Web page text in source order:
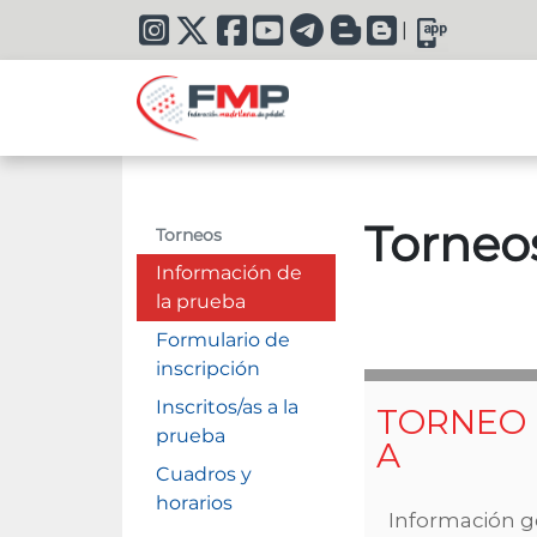
|
Torneos
Información de
la prueba
Formulario de
inscripción
Inscritos/as a la
prueba
Cuadros y
horarios